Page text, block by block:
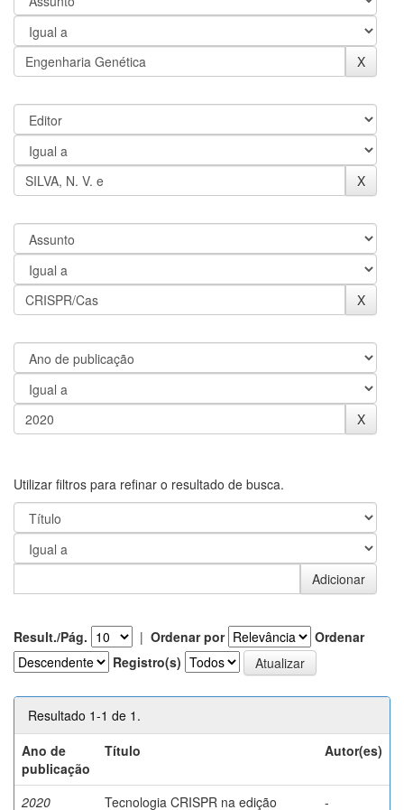
Utilizar filtros para refinar o resultado de busca.
Result./Pág. | Ordenar por
Ordenar
Registro(s)
Resultado 1-1 de 1.
Ano de
publicação
Título Autor(es)
2020
Tecnologia CRISPR na edição
-